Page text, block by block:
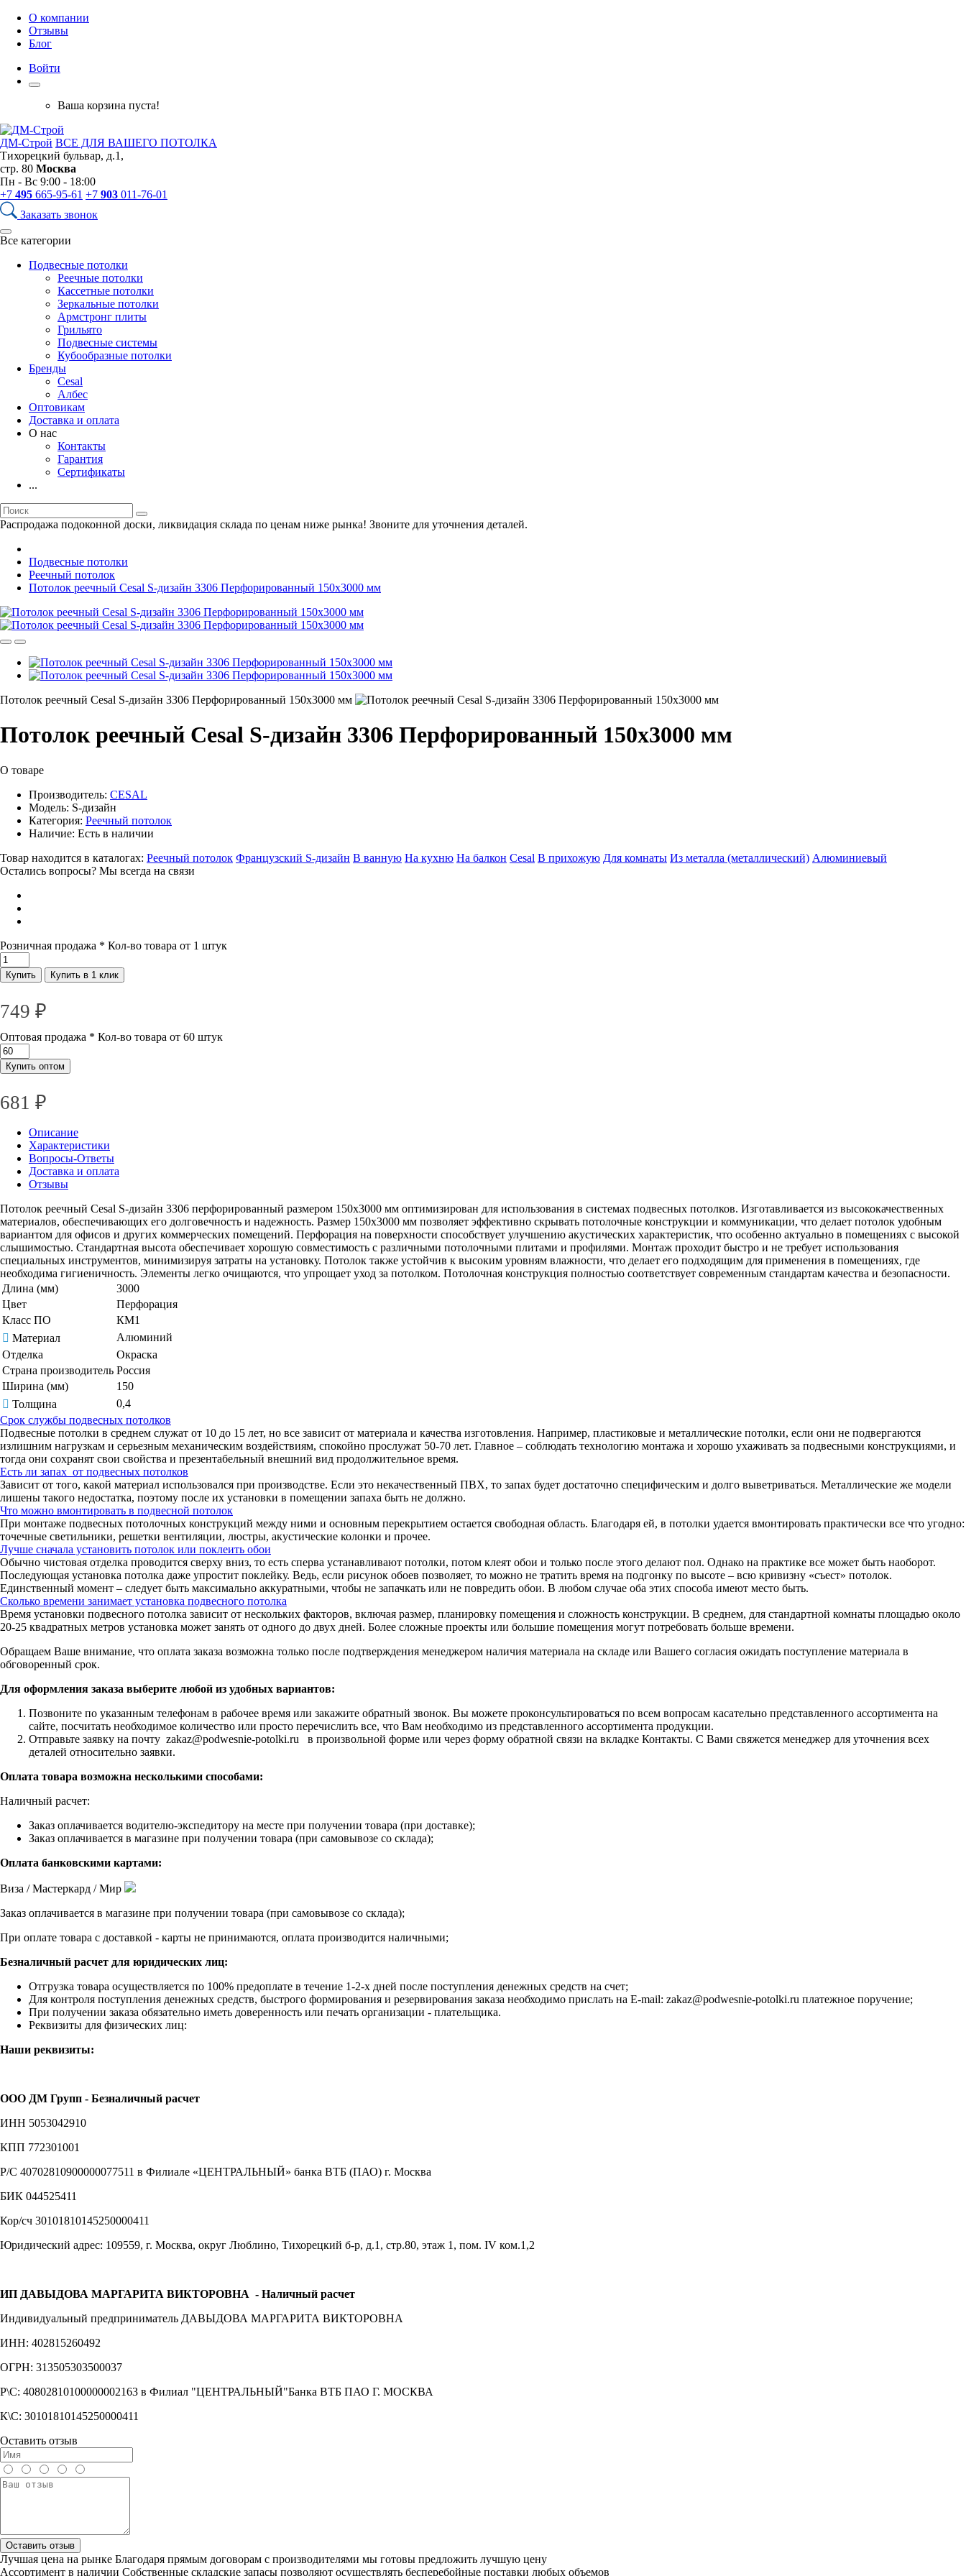
О компании
Отзывы
Блог
Войти
Ваша корзина пуста!
ДМ-Строй ВСЕ ДЛЯ ВАШЕГО ПОТОЛКА
Тихорецкий бульвар, д.1,
стр. 80 Москва
Пн - Вс 9:00 - 18:00
+7 495 665-95-61 +7 903 011-76-01
Заказать звонок
Все категории
Подвесные потолки
Реечные потолки
Кассетные потолки
Зеркальные потолки
Армстронг плиты
Грильято
Подвесные системы
Кубообразные потолки
Бренды
Cesal
Албес
Оптовикам
Доставка и оплата
О нас
Контакты
Гарантия
Сертификаты
...
Распродажа подоконной доски, ликвидация склада по ценам ниже рынка! Звоните для уточнения деталей.
Подвесные потолки
Реечный потолок
Потолок реечный Cesal S-дизайн 3306 Перфорированный 150x3000 мм
Потолок реечный Cesal S-дизайн 3306 Перфорированный 150x3000 мм
Потолок реечный Cesal S-дизайн 3306 Перфорированный 150x3000 мм
О товаре
Производитель: CESAL
Модель: S-дизайн
Категория: Реечный потолок
Наличие: Есть в наличии
Товар находится в каталогах: Реечный потолок Французский S-дизайн В ванную На кухню На балкон Cesal В прихожую Для комнаты Из металла (металлический) Алюминиевый
Остались вопросы? Мы всегда на связи
Розничная продажа * Кол-во товара от 1 штук
Купить Купить в 1 клик
749 ₽
Оптовая продажа * Кол-во товара от 60 штук
Купить оптом
681 ₽
Описание
Характеристики
Вопросы-Ответы
Доставка и оплата
Отзывы
Потолок реечный Cesal S-дизайн 3306 перфорированный размером 150x3000 мм оптимизирован для использования в системах подвесных потолков. Изготавливается из высококачественных
материалов, обеспечивающих его долговечность и надежность. Размер 150x3000 мм позволяет эффективно скрывать потолочные конструкции и коммуникации, что делает потолок удобным
вариантом для офисов и других коммерческих помещений. Перфорация на поверхности способствует улучшению акустических характеристик, что особенно актуально в помещениях с высокой
слышимостью. Стандартная высота обеспечивает хорошую совместимость с различными потолочными плитами и профилями. Монтаж проходит быстро и не требует использования
специальных инструментов, минимизируя затраты на установку. Потолок также устойчив к высоким уровням влажности, что делает его подходящим для применения в помещениях, где
необходима гигиеничность. Элементы легко очищаются, что упрощает уход за потолком. Потолочная конструкция полностью соответствует современным стандартам качества и безопасности.
Длина (мм)
3000
Цвет
Перфорация
Класс ПО
КМ1
Материал
Алюминий
Отделка
Окраска
Страна производитель Россия
Ширина (мм)
150
Толщина
0,4
Срок службы подвесных потолков
Подвесные потолки в среднем служат от 10 до 15 лет, но все зависит от материала и качества изготовления. Например, пластиковые и металлические потолки, если они не подвергаются
излишним нагрузкам и серьезным механическим воздействиям, спокойно прослужат 50-70 лет. Главное – соблюдать технологию монтажа и хорошо ухаживать за подвесными конструкциями, и
тогда они сохранят свои свойства и презентабельный внешний вид продолжительное время.
Есть ли запах от подвесных потолков
Зависит от того, какой материал использовался при производстве. Если это некачественный ПВХ, то запах будет достаточно специфическим и долго выветриваться. Металлические же модели
лишены такого недостатка, поэтому после их установки в помещении запаха быть не должно.
Что можно вмонтировать в подвесной потолок
При монтаже подвесных потолочных конструкций между ними и основным перекрытием остается свободная область. Благодаря ей, в потолки удается вмонтировать практически все что угодно:
точечные светильники, решетки вентиляции, люстры, акустические колонки и прочее.
Лучше сначала установить потолок или поклеить обои
Обычно чистовая отделка проводится сверху вниз, то есть сперва устанавливают потолки, потом клеят обои и только после этого делают пол. Однако на практике все может быть наоборот.
Последующая установка потолка даже упростит поклейку. Ведь, если рисунок обоев позволяет, то можно не тратить время на подгонку по высоте – всю кривизну «съест» потолок.
Единственный момент – следует быть максимально аккуратными, чтобы не запачкать или не повредить обои. В любом случае оба этих способа имеют место быть.
Сколько времени занимает установка подвесного потолка
Время установки подвесного потолка зависит от нескольких факторов, включая размер, планировку помещения и сложность конструкции. В среднем, для стандартной комнаты площадью около
20-25 квадратных метров установка может занять от одного до двух дней. Более сложные проекты или большие помещения могут потребовать больше времени.
Обращаем Ваше внимание, что оплата заказа возможна только после подтверждения менеджером наличия материала на складе или Вашего согласия ожидать поступление материала в
обговоренный срок.
Для оформления заказа выберите любой из удобных вариантов:
Позвоните по указанным телефонам в рабочее время или закажите обратный звонок. Вы можете проконсультироваться по всем вопросам касательно представленного ассортимента на
сайте, посчитать необходимое количество или просто перечислить все, что Вам необходимо из представленного ассортимента продукции.
Отправьте заявку на почту zakaz@podwesnie-potolki.ru в произвольной форме или через форму обратной связи на вкладке Контакты. С Вами свяжется менеджер для уточнения всех
деталей относительно заявки.
Оплата товара возможна несколькими способами:
Наличный расчет:
Заказ оплачивается водителю-экспедитору на месте при получении товара (при доставке);
Заказ оплачивается в магазине при получении товара (при самовывозе со склада);
Оплата банковскими картами:
Виза / Мастеркард / Мир
Заказ оплачивается в магазине при получении товара (при самовывозе со склада);
При оплате товара с доставкой - карты не принимаются, оплата производится наличными;
Безналичный расчет для юридических лиц:
Отгрузка товара осуществляется по 100% предоплате в течение 1-2-х дней после поступления денежных средств на счет;
Для контроля поступления денежных средств, быстрого формирования и резервирования заказа необходимо прислать на E-mail: zakaz@podwesnie-potolki.ru платежное поручение;
При получении заказа обязательно иметь доверенность или печать организации - плательщика.
Реквизиты для физических лиц:
Наши реквизиты:
ООО ДМ Групп - Безналичный расчет
ИНН 5053042910
КПП 772301001
Р/С 40702810900000077511 в Филиале «ЦЕНТРАЛЬНЫЙ» банка ВТБ (ПАО) г. Москва
БИК 044525411
Кор/сч 30101810145250000411
Юридический адрес: 109559, г. Москва, округ Люблино, Тихорецкий б-р, д.1, стр.80, этаж 1, пом. IV ком.1,2
ИП ДАВЫДОВА МАРГАРИТА ВИКТОРОВНА - Наличный расчет
Индивидуальный предприниматель ДАВЫДОВА МАРГАРИТА ВИКТОРОВНА
ИНН: 402815260492
ОГРН: 313505303500037
Р\С: 40802810100000002163 в Филиал "ЦЕНТРАЛЬНЫЙ"Банка ВТБ ПАО Г. МОСКВА
К\С: 30101810145250000411
Оставить отзыв
Оставить отзыв
Лучшая цена на рынке Благодаря прямым договорам с производителями мы готовы предложить лучшую цену
Ассортимент в наличии Собственные складские запасы позволяют осуществлять бесперебойные поставки любых объемов